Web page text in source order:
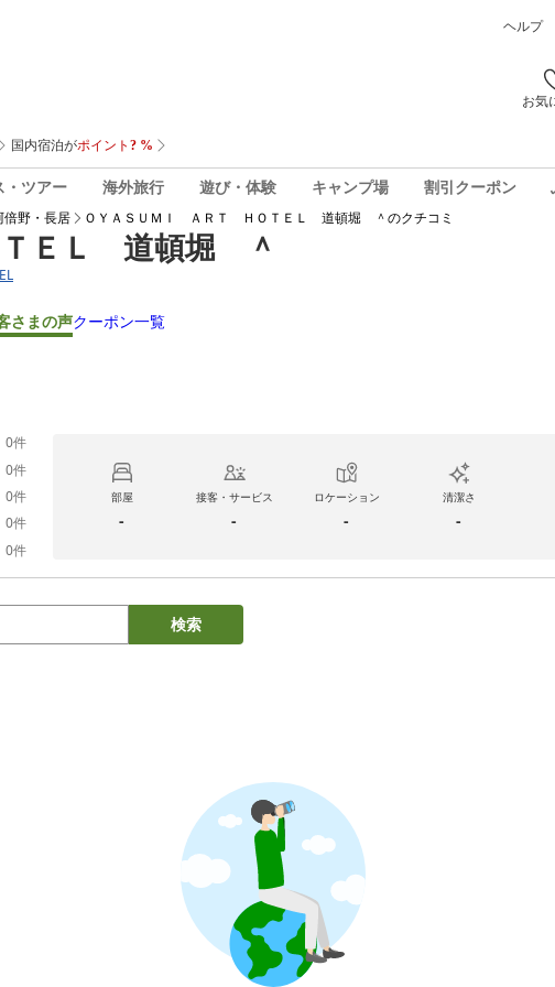
ヘルプ
お気
・ツアー 海外旅行 遊び・体験 キャンプ場 割引クーポン
倍野・長居 ＯＹＡＳＵＭＩ ＡＲＴ ＨＯＴＥＬ 道頓堀 ＾のクチコミ
ＥＬ 道頓堀 ＾
さまの声クーポン一覧
0件
0件
0件
0件
0件
部屋
-
接客・サービス
-
ロケーション
-
清潔さ
-
検索